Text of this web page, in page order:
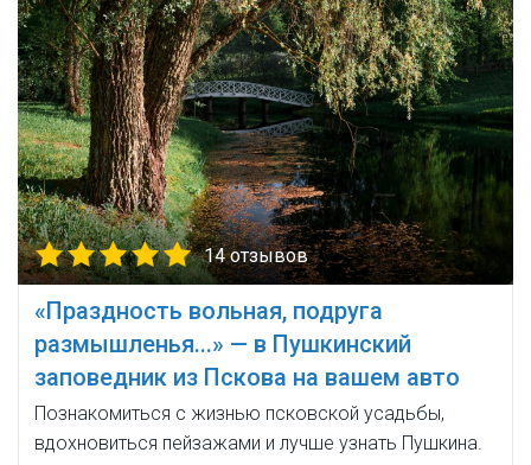
14 отзывов
«Праздность вольная, подруга
размышленья...» — в Пушкинский
заповедник из Пскова на вашем авто
Познакомиться с жизнью псковской усадьбы,
вдохновиться пейзажами и лучше узнать Пушкина.